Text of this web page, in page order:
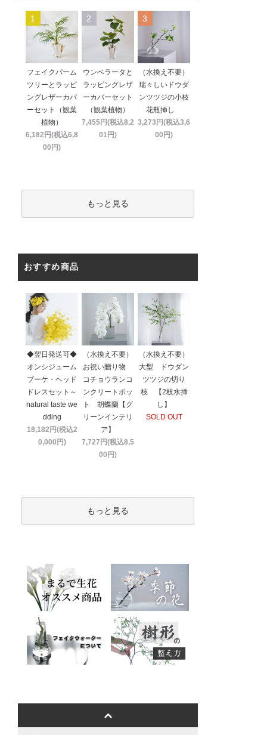
1
フェイクパーム
ツリーとラッピ
ングレザーカバ
ーセット（観葉
植物）
6,182円(税込6,8
00円)
2
ウンベラータと
ラッピングレザ
ーカバーセット
（観葉植物）
7,455円(税込8,2
01円)
3
（水換え不要）
瑞々しいドウダ
ンツツジの小枝
花瓶挿し
3,273円(税込3,6
00円)
もっと見る
おすすめ商品
◆翌日発送可◆
オンシジューム
ブーケ・ヘッド
ドレスセット～
natural taste we
dding
18,182円(税込2
0,000円)
（水換え不要）
お祝い贈り物
コチョウランコ
ンクリートポッ
ト 胡蝶蘭【グ
リーンインテリ
ア】
7,727円(税込8,5
00円)
（水換え不要）
大型 ドウダン
ツツジの切り
枝 【2枝水挿
し】
SOLD OUT
もっと見る